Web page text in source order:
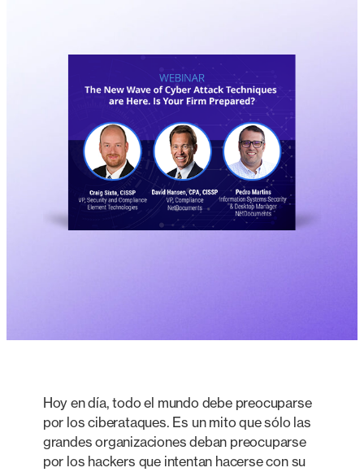
Hoy en día, todo el mundo debe preocuparse
por los ciberataques. Es un mito que sólo las
grandes organizaciones deban preocuparse
por los hackers que intentan hacerse con su